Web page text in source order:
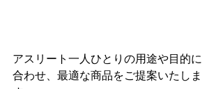
アスリート一人ひとりの用途や目的に
合わせ、最適な商品をご提案いたしま